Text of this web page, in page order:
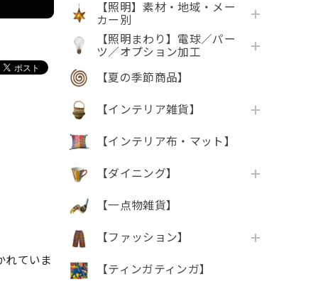
【照明】素材・地域・メー
カー別
【照明まわり】電球／パー
ツ／オプション加工
【夏の季節商品】
【インテリア雑貨】
【インテリア布・マット】
【ダイニング】
【一点物雑貨】
【ファッション】
【ティンガティンガ】
れていま